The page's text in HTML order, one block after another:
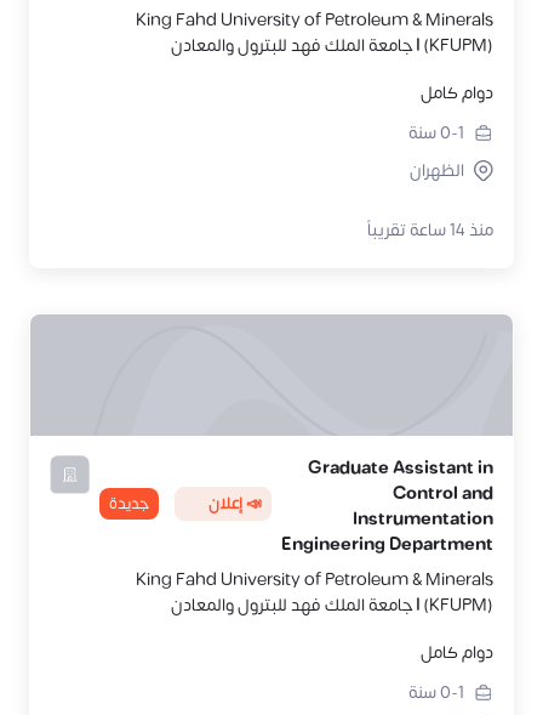
King Fahd University of Petroleum & Minerals
(KFUPM) | جامعة الملك فهد للبترول والمعادن
دوام كامل
0-1سنة
الظهران
منذ 14 ساعة تقريباً
Graduate Assistant in
Control and
Instrumentation
Engineering Department
📣 إعلان جديدة
King Fahd University of Petroleum & Minerals
(KFUPM) | جامعة الملك فهد للبترول والمعادن
دوام كامل
0-1سنة